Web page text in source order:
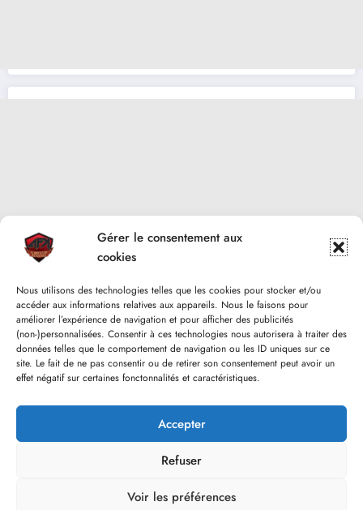
Gérer le consentement aux
cookies
Nous utilisons des technologies telles que les cookies pour stocker et/ou
accéder aux informations relatives aux appareils. Nous le faisons pour
améliorer l’expérience de navigation et pour afficher des publicités
(non-)personnalisées. Consentir à ces technologies nous autorisera à traiter des
données telles que le comportement de navigation ou les ID uniques sur ce
site. Le fait de ne pas consentir ou de retirer son consentement peut avoir un
effet négatif sur certaines fonctonnalités et caractéristiques.
Accepter
Refuser
Voir les préférences